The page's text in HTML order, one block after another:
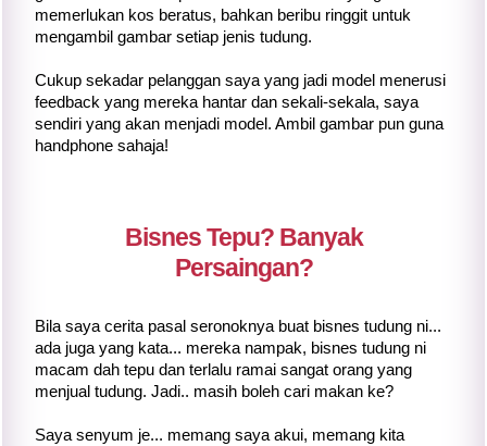
memerlukan kos beratus, bahkan beribu ringgit untuk
mengambil gambar setiap jenis tudung.
Cukup sekadar pelanggan saya yang jadi model menerusi
feedback yang mereka hantar dan sekali-sekala, saya
sendiri yang akan menjadi model. Ambil gambar pun guna
handphone sahaja!
Bisnes Tepu? Banyak
Persaingan?
Bila saya cerita pasal seronoknya buat bisnes tudung ni...
ada juga yang kata... mereka nampak, bisnes tudung ni
macam dah tepu dan terlalu ramai sangat orang yang
menjual tudung. Jadi.. masih boleh cari makan ke?
Saya senyum je... memang saya akui, memang kita